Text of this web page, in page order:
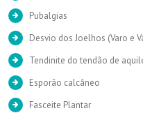
Pubalgias
Desvio dos Joelhos (Varo e
Tendinite do tendão de
Esporão calcâneo
Fasceite Plantar